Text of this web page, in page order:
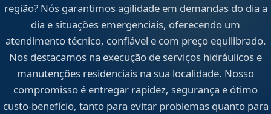
região? Nós garantimos agilidade em demandas do dia a
dia e situações emergenciais, oferecendo um
atendimento técnico, confiável e com preço equilibrado.
Nos destacamos na execução de serviços hidráulicos e
manutenções residenciais na sua localidade. Nosso
compromisso é entregar rapidez, segurança e ótimo
custo-benefício, tanto para evitar problemas quanto para